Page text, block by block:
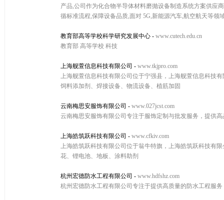
产品,公司作为化合物半导体材料磨抛设备制造系统方案供应
循标准流程,保障设备品质,面对 5G,新能源汽车,航空航天等领
教育部高等学校科学研究发展中心 - www.cutech.edu.cn
教育部 高等学校 科技
上海舰萱信息科技有限公司 - www.tkjpro.com
上海舰萱信息科技有限公司位于宁强县，上海舰萱信息科技
饲料添加剂、焊接设备、物流设备、植筋加固
云南梅思安服饰有限公司 - www.027jcst.com
云南梅思安服饰有限公司专注于服饰定制与批发服务，提供
上海皓筑跃科技有限公司 - www.cfkiv.com
上海皓筑跃科技有限公司位于翁牛特旗，上海皓筑跃科技有
花、锂电池、地板、涂料助剂
杭州宏德防水工程有限公司 - www.hdfshz.com
杭州宏德防水工程有限公司专注于提供高质量的防水工程服